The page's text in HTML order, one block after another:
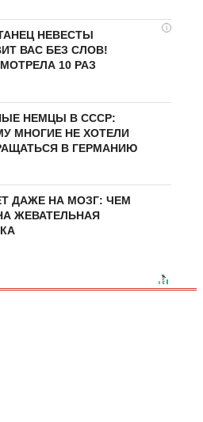
i
НЕВЕСТЫ
ВАС БЕЗ СЛОВ!
10 РАЗ
НЕМЦЫ В СССР:
МНОГИЕ НЕ ХОТЕЛИ
В ГЕРМАНИЮ
ДАЖЕ НА МОЗГ: ЧЕМ
ЖЕВАТЕЛЬНАЯ